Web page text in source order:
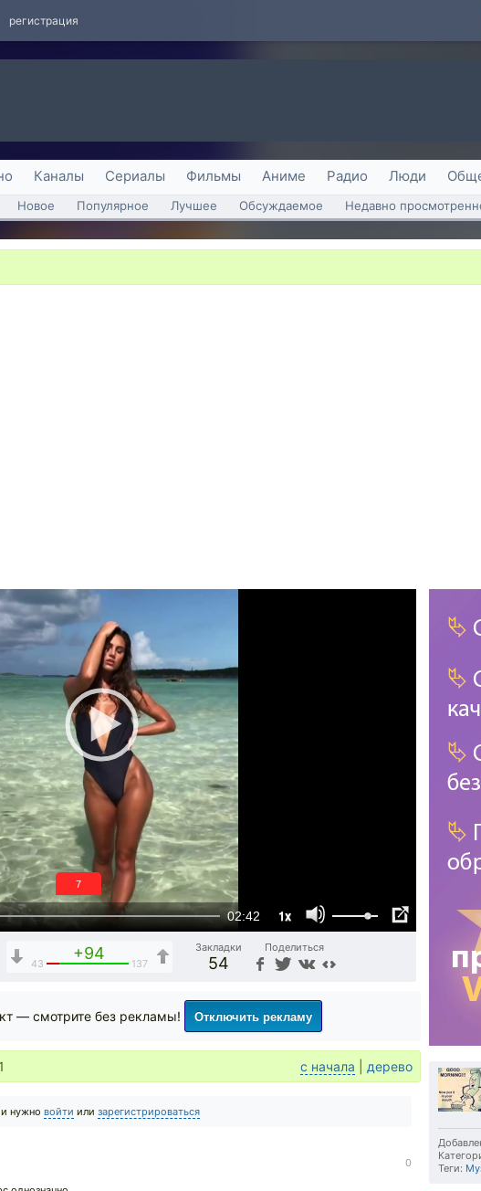
регистрация
Каналы Сериалы Фильмы Аниме Радио Люди
Новое Популярное Лучшее Обсуждаемое Недавно
02:42 1x
6
+94
43 137
Закладки
54
Поделиться
Теги:
— смотрите без рекламы! Отключить рекламу
с начала дерево
нужно войти или зарегистрироваться
0